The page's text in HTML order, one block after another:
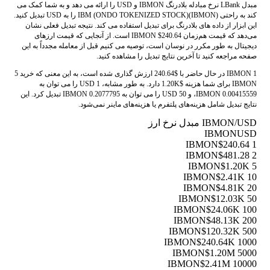
مبدل LBank نرخ مبادله بلادرنگ IBMON و USD را ارائه می دهد و به شما کمک می
کند به راحتی IBM (ONDO TOKENIZED STOCK)(IBMON) را به USD تبدیل کنید.
این ابزار از داده های بلادرنگ برای تبدیل استفاده می کند. نتیجه تبدیل فعلی نشان
می‌دهد که قیمت هم‌زمان IBMON $240.64 است. از آنجایی که قیمت ارزهای
دیجیتال به طور مکرر در نوسان است، توصیه می کنیم قبل از معامله مجدداً به این
صفحه مراجعه کنید تا آخرین نتایج تبدیل را مشاهده کنید.
1 IBMON در حال حاضر با $240.64 ارزش گذاری شده است، به این معنی که خرید 5
IBMON برای شما هزینه $1.20K دارد. به طور مشابه، 1 USD را می توان به
0.00415559 IBMON، و 50 USD را می توان به 0.2077795 IBMON تبدیل کرد. این
نتایج تبدیل شامل هزینه‌های پلتفرم یا هزینه‌های ماینر نمی‌شود.
IBMON/USD مبدل نرخ ارز
IBMONUSD
1 IBMON
$240.64
2 IBMON
$481.28
5 IBMON
$1.20K
10 IBMON
$2.41K
20 IBMON
$4.81K
50 IBMON
$12.03K
100 IBMON
$24.06K
200 IBMON
$48.13K
500 IBMON
$120.32K
1000 IBMON
$240.64K
5000 IBMON
$1.20M
10000 IBMON
$2.41M